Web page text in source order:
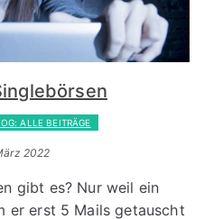
ALLE BEITRÄGE
2022
gibt es? Nur weil ein
er erst 5 Mails getauscht